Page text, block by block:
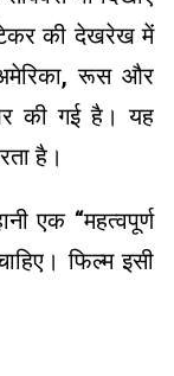
की देखरेख में
रूस और
की गई है। यह
है।
एक “महत्वपूर्ण
फिल्म इसी